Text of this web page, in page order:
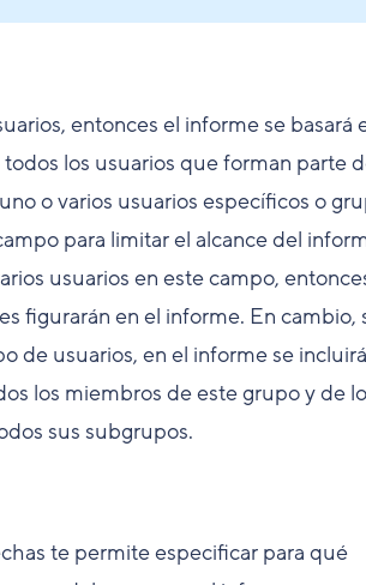
entonces el informe se basará
todos los usuarios que forman parte
o varios usuarios específicos o
para limitar el alcance del
usuarios en este campo,
figurarán en el informe. En cambio,
de usuarios, en el informe se
los miembros de este grupo y de
sus subgrupos.
te permite especificar para qué